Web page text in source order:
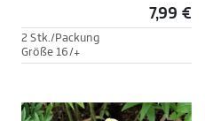
7,99 €
2 Stk./Packung
Größe 16/+